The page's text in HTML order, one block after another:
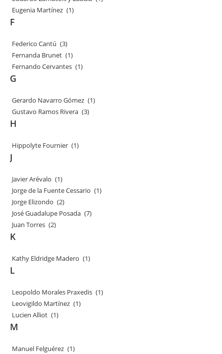
Eugenia Martínez (1)
F
Federico Cantú (3)
Fernanda Brunet (1)
Fernando Cervantes (1)
G
Gerardo Navarro Gómez (1)
Gustavo Ramos Rivera (3)
H
Hippolyte Fournier (1)
J
Javier Arévalo (1)
Jorge de la Fuente Cessario (1)
Jorge Elizondo (2)
José Guadalupe Posada (7)
Juan Torres (2)
K
Kathy Eldridge Madero (1)
L
Leopoldo Morales Praxedis (1)
Leovigildo Martínez (1)
Lucien Alliot (1)
M
Manuel Felguérez (1)